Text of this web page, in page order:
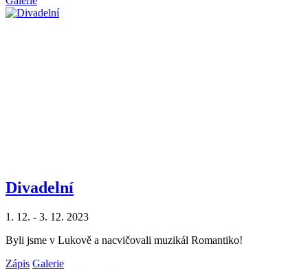
Divadelní
1. 12. - 3. 12. 2023
Byli jsme v Lukově a nacvičovali muzikál Romantiko!
Zápis Galerie